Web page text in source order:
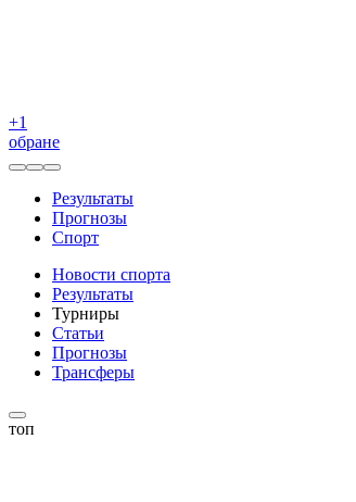
+1
обране
Результаты
Прогнозы
Спорт
Новости спорта
Результаты
Турниры
Статьи
Прогнозы
Трансферы
топ